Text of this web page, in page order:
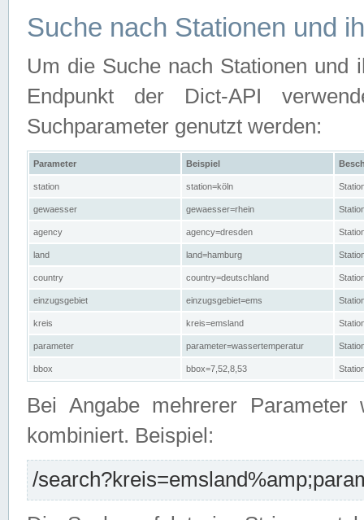
Suche nach Stationen und
Um die Suche nach Stationen und
Endpunkt der Dict-API
Suchparameter genutzt werden:
Parameter Beispiel
station station=köln
gewaesser gewaesser=rhein
agency agency=dresden
land land=hamburg
country country=deutschland
einzugsgebiet einzugsgebiet=ems
kreis kreis=emsland
parameter parameter=wassertemperatur
bbox bbox=7,52,8,53
Bei Angabe mehrerer Parameter
kombiniert. Beispiel:
/